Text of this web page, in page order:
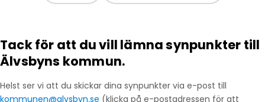
Tack för att du vill lämna synpunkter till
Älvsbyns kommun.
Helst ser vi att du skickar dina synpunkter via e-post till
kommunen@alvsbyn.se (klicka på e-postadressen för att